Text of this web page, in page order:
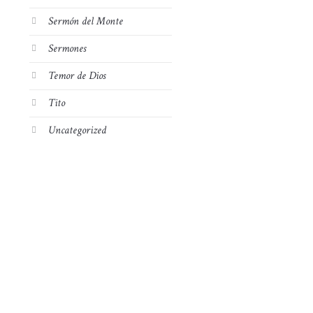
Sermón del Monte
Sermones
Temor de Dios
Tito
Uncategorized